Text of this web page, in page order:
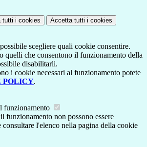
tutti i cookies Accetta tutti i cookies
scegliere quali cookie consentire.
quelli che consentono il funzionamento della
disabilitarli.
i cookie necessari al funzionamento potete
POLICY.
funzionamento
funzionamento non possono essere
l'elenco nella pagina della cookie